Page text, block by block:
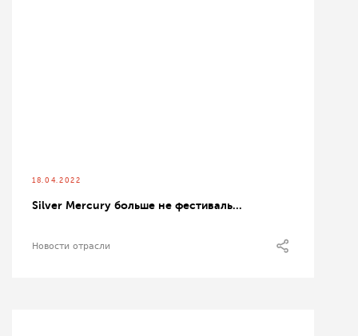
18.04.2022
Silver Mercury больше не фестиваль…
Новости отрасли